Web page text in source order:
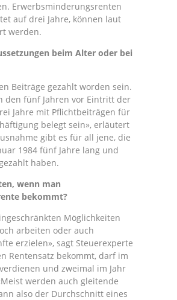
Erwerbsminderungsrenten
auf drei Jahre, können laut
werden.
beim Alter oder bei
Beiträge gezahlt worden sein.
den fünf Jahren vor Eintritt der
Jahre mit Pflichtbeiträgen für
belegt sein», erläutert
gibt es für all jene, die
1984 fünf Jahre lang und
haben.
wenn man
bekommt?
Möglichkeiten
arbeiten oder auch
erzielen», sagt Steuerexperte
Rentensatz bekommt, darf im
und zweimal im Jahr
werden auch gleitende
also der Durchschnitt eines